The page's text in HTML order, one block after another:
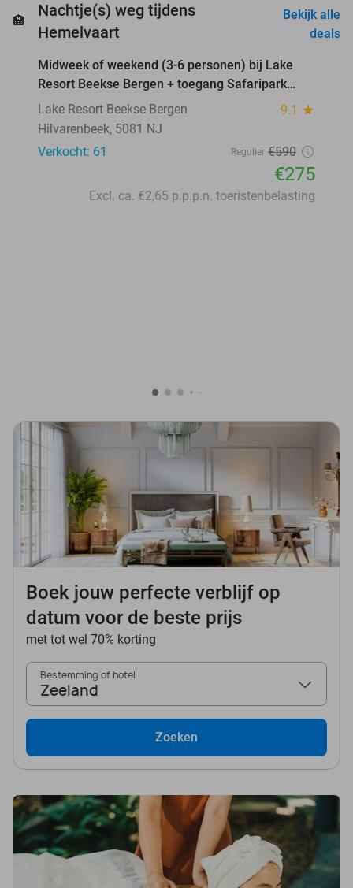
🏨
Nachtje(s) weg tijdens
Hemelvaart
Bekijk alle
deals
53%
favorite_border
Midweek of weekend (3-6 personen) bij Lake
Resort Beekse Bergen + toegang Safaripark
Beekse Bergen
Lake Resort Beekse Bergen 9.1 star
Hilvarenbeek, 5081 NJ
Verkocht: 61
Regulier €590
€275
Excl. ca. €2,65 p.p.p.n. toeristenbelasting
Boek jouw perfecte verblijf op
datum voor de beste prijs
met tot wel 70% korting
Bestemming of hotel
Zeeland
Zoeken